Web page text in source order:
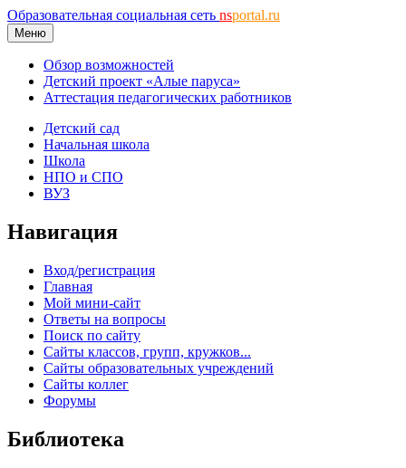
Образовательная социальная сеть nsportal.ru
Меню
Обзор возможностей
Детский проект «Алые паруса»
Аттестация педагогических работников
Детский сад
Начальная школа
Школа
НПО и СПО
ВУЗ
Навигация
Вход/регистрация
Главная
Мой мини-сайт
Ответы на вопросы
Поиск по сайту
Сайты классов, групп, кружков...
Сайты образовательных учреждений
Сайты коллег
Форумы
Библиотека